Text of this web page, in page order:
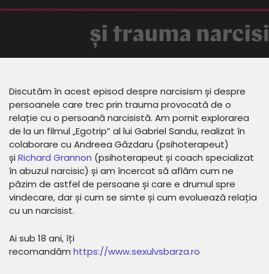
Discutăm în acest episod despre narcisism și despre
persoanele care trec prin trauma provocată de o
relație cu o persoană narcisistă. Am pornit explorarea
de la un filmul „Egotrip” al lui Gabriel Sandu, realizat în
colaborare cu Andreea Găzdaru (psihoterapeut)
și Richard Grannon (psihoterapeut și coach specializat
în abuzul narcisic) și am încercat să aflăm cum ne
păzim de astfel de persoane și care e drumul spre
vindecare, dar și cum se simte și cum evoluează relația
cu un narcisist.
Ai sub 18 ani, îți
recomandăm https://www.sexulvsbarza.ro